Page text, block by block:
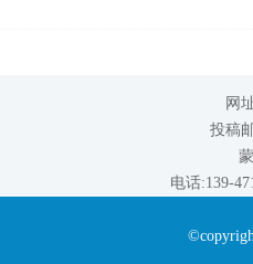
网
投稿
电话:139-